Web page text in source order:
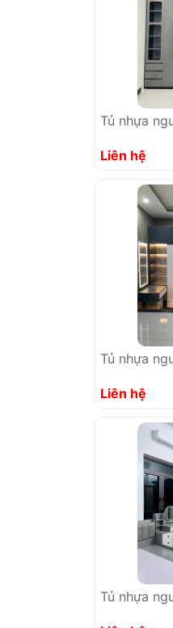
Tủ nhựa
Liên hệ
Tủ nhựa
Liên hệ
Tủ nhựa